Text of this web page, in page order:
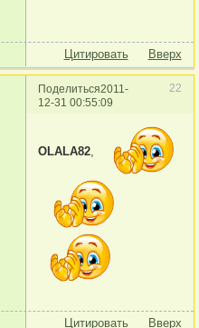
Цитировать Вверх
Поделиться 22
2011-
12-31 00:55:09
OLALA82,
Цитировать Вверх